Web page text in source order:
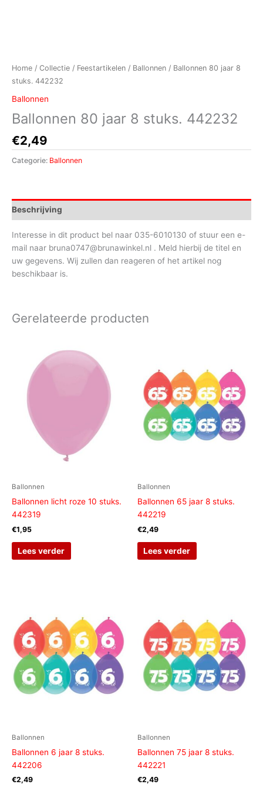
Home / Collectie / Feestartikelen / Ballonnen / Ballonnen 80 jaar 8
stuks. 442232
Ballonnen
Ballonnen 80 jaar 8 stuks. 442232
€2,49
Categorie: Ballonnen
Beschrijving
Interesse in dit product bel naar 035-6010130 of stuur een e-
mail naar bruna0747@brunawinkel.nl . Meld hierbij de titel en
uw gegevens. Wij zullen dan reageren of het artikel nog
beschikbaar is.
Gerelateerde producten
Ballonnen
Ballonnen licht roze 10 stuks.
442319
€1,95
Lees verder
Ballonnen
Ballonnen 65 jaar 8 stuks.
442219
€2,49
Lees verder
Ballonnen
Ballonnen 6 jaar 8 stuks.
442206
€2,49
Ballonnen
Ballonnen 75 jaar 8 stuks.
442221
€2,49